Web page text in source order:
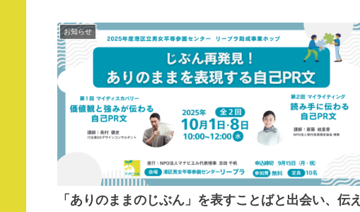
お知らせ
「ありのままのじぶん」を表すことばと出会い、伝え